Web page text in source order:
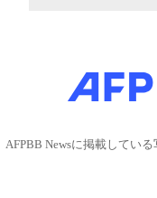
AFPBB Newsに掲載してい